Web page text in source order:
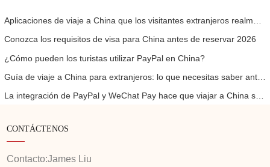
Conozca los requisitos de visa para China antes de reservar 2026
¿Cómo pueden los turistas utilizar PayPal en China?
La integración de PayPal y WeChat Pay hace que viajar a China sea más fácil para los visitantes internacionales
CONTÁCTENOS
Contacto:James Liu